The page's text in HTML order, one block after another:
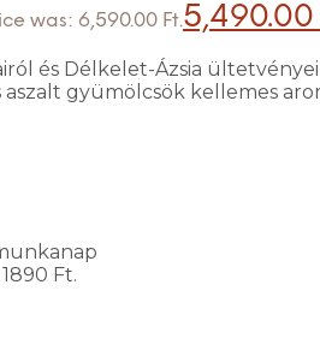
was: 6,590.00 Ft.
és Délkelet-Ázsia
gyümölcsök kellemes
Ft.